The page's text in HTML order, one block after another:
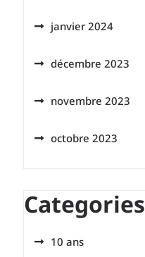
janvier 2024
décembre 2023
novembre 2023
octobre 2023
Categories
10 ans